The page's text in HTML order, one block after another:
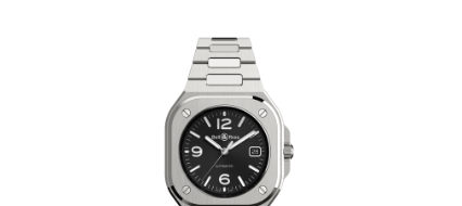
航空・軍用規格に基づいたタ
ベル＆ロスの時計は、パイロットやダ
な環境でも確実に機能する信頼性を備